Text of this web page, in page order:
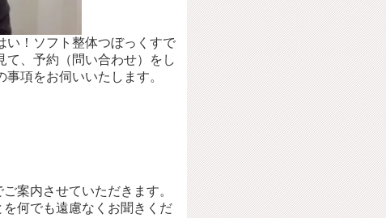
い！ソフト整体つぼっくすで
て、予約（問い合わせ）をし
項をお伺いいたします。
案内させていただきます。
何でも遠慮なくお聞きくだ